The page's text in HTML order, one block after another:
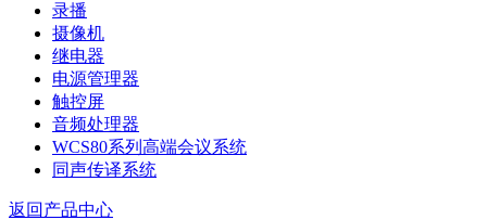
录播
摄像机
继电器
电源管理器
触控屏
音频处理器
WCS80系列高端会议系统
同声传译系统
返回产品中心